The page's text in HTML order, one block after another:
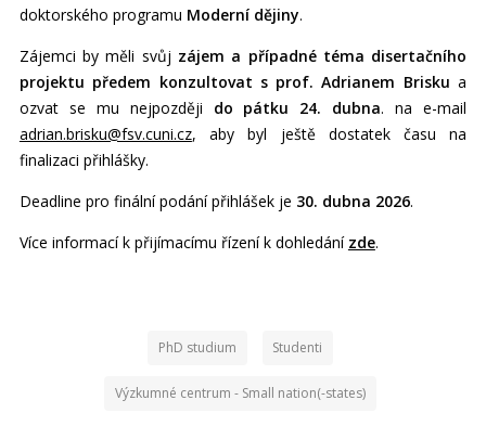
doktorského programu Moderní dějiny.
Zájemci by měli svůj zájem a případné téma disertačního
projektu předem konzultovat s prof. Adrianem Brisku a
ozvat se mu nejpozději do pátku 24. dubna. na e-mail
adrian.brisku@fsv.cuni.cz, aby byl ještě dostatek času na
finalizaci přihlášky.
Deadline pro finální podání přihlášek je 30. dubna 2026.
Více informací k přijímacímu řízení k dohledání zde.
PhD studium Studenti
Výzkumné centrum - Small nation(-states)